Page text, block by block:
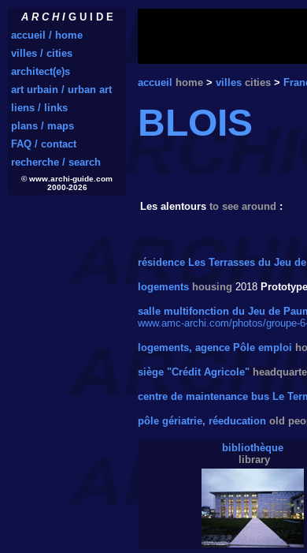
A R C H IG U I D E
accueil / home
villes / cities
architect(e)s
art urbain / urban art
liens / links
plans / maps
FAQ / contact
recherche / search
© www.archi-guide.com
2000-2026
accueil home > villes cities >
BLOIS
Les alentours to see around :
résidence Les Terrasses du Jeu
logements housing 2018
salle multifonction du Jeu de
www.amc-archi.com/photos/groupe-
logements, agence Pôle emploi
siège "Crédit Agricole"
centre de maintenance bus Le
pôle gériatrie, réeducation old
bibliothèque
library